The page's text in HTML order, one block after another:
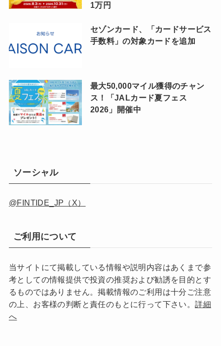
1万円
セゾンカード、「カードサービス
手数料」の対象カードを追加
最大50,000マイル獲得のチャン
ス！「JALカード夏フェス
2026」開催中
ソーシャル
@FINTIDE_JP（X）
ご利用について
当サイトにて掲載している情報や説明内容はあくまで参
考としての情報提供で投資の推奨および勧誘を目的とす
るものではありません。掲載情報のご利用は十分ご注意
の上、お客様の判断と責任のもとに行って下さい。詳細
へ